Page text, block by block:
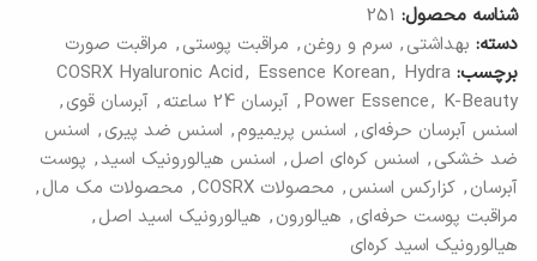
شناسه محصول: 251
دسته: بهداشتی, سرم و روغن, مراقبت پوستی, مراقبت صورت
برچسب:
COSRX Hyaluronic Acid, Essence Korean, Hydra
Power Essence, K-Beauty
, آبرسان 24 ساعته , آبرسان قوی,
اسنس آبرسان حرفه‌ای, اسنس پریمیوم, اسنس ضد پیری, اسنس
ضد خشکی, اسنس کره‌ای اصل, اسنس هیالورونیک اسید, پوست
آبرسان, کزارکس اسنس, محصولات COSRX , محصولات مک مال,
مراقبت پوست حرفه‌ای, هیالورون, هیالورونیک اسید اصل,
هیالورونیک اسید کره‌ای